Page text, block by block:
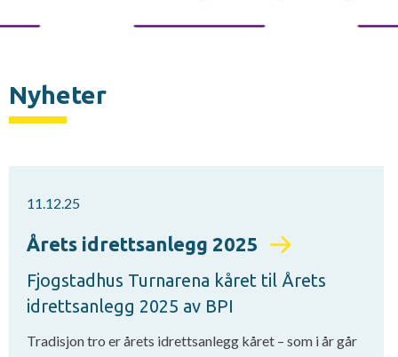
Nyheter
11.12.25
Årets idrettsanlegg 2025
Fjogstadhus Turnarena kåret til Årets
idrettsanlegg 2025 av BPI
Tradisjon tro er årets idrettsanlegg kåret – som i år går